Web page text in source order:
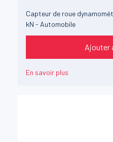
Capteur de roue
kN - Automobile
Ajouter
En savoir plus